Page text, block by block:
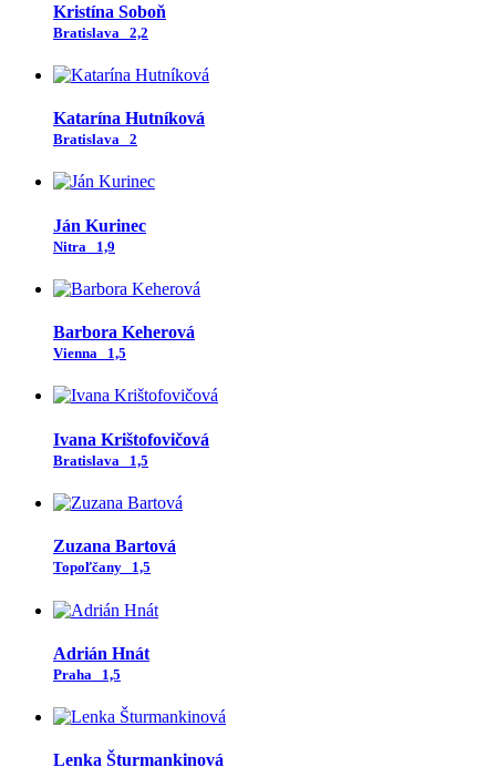
Kristína Soboň
Bratislava 2,2
Katarína Hutníková
Bratislava 2
Ján Kurinec
Nitra 1,9
Barbora Keherová
Vienna 1,5
Ivana Krištofovičová
Bratislava 1,5
Zuzana Bartová
Topoľčany 1,5
Adrián Hnát
Praha 1,5
Lenka Šturmankinová